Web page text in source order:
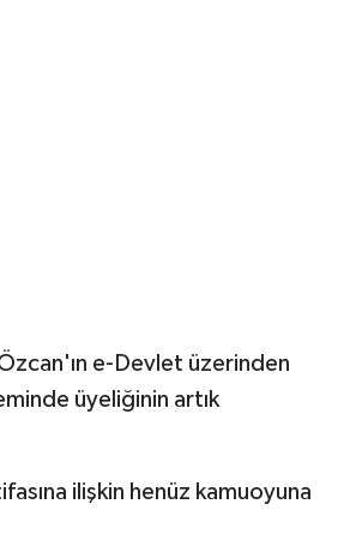
e-Devlet üzerinden
üyeliğinin artık
ilişkin henüz kamuoyuna